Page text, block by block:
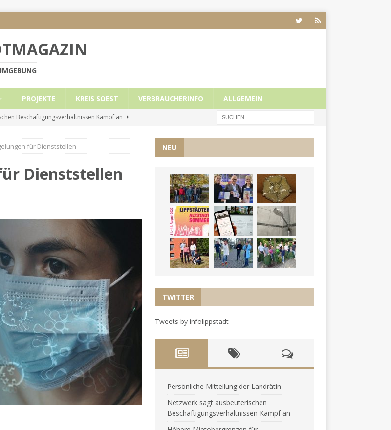
PROJEKTE KREIS SOEST VERBRAUCHERINFO ALLGEMEIN
Beschäftigungsverhältnissen Kampf an
für Leistungsempfänger
vom 13.11.24
UNCATEGORIZED
nach Cyberangriff wieder online
für Dienststellen
Dienststellen
NEU
TWITTER
Tweets by infolippstadt
Persönliche Mitteilung der Landrätin
Netzwerk sagt ausbeuterischen
Beschäftigungsverhältnissen Kampf an